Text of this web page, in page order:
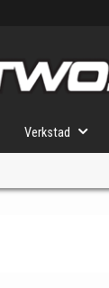
Verkstad
VÄLJ